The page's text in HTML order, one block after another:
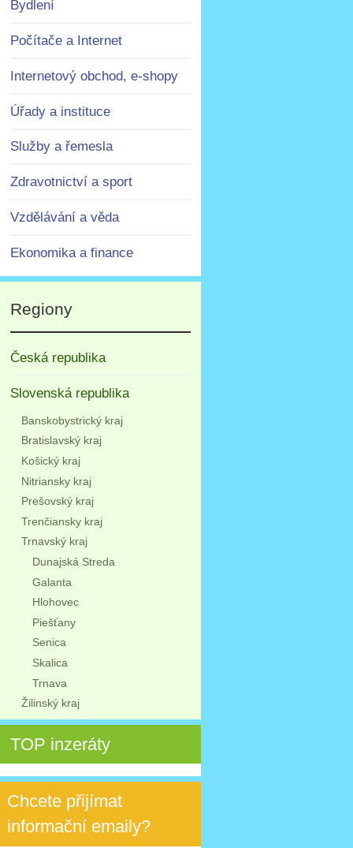
Bydlení
Počítače a Internet
Internetový obchod, e-shopy
Úřady a instituce
Služby a řemesla
Zdravotnictví a sport
Vzdělávání a věda
Ekonomika a finance
Regiony
Česká republika
Slovenská republika
Banskobystrický kraj
Bratislavský kraj
Košický kraj
Nitriansky kraj
Prešovský kraj
Trenčiansky kraj
Trnavský kraj
Dunajská Streda
Galanta
Hlohovec
Piešťany
Senica
Skalica
Trnava
Žilinský kraj
TOP inzeráty
Chcete přijímat
informační emaily?